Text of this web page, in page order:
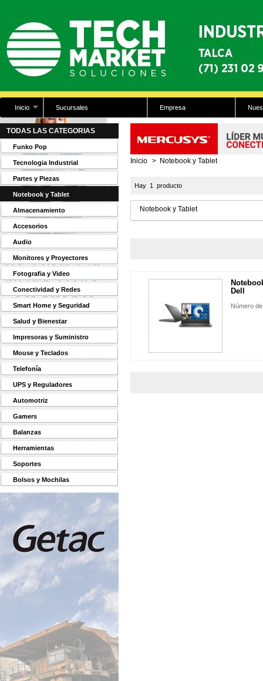
Inicio Sucursales Empresa
TODAS LAS CATEGORIAS
Funko Pop
Tecnologia Industrial
Partes y Piezas
Notebook y Tablet
Almacenamiento
Accesorios
Audio
Monitores y Proyectores
Fotografia y Video
Conectividad y Redes
Smart Home y Seguridad
Salud y Bienestar
Impresoras y Suministro
Mouse y Teclados
Telefonía
UPS y Reguladores
Automotriz
Gamers
Balanzas
Herramientas
Soportes
Bolsos y Mochilas
Inicio > Notebook y Tablet
Hay 1 producto
Notebook y Tablet
Dell
Número